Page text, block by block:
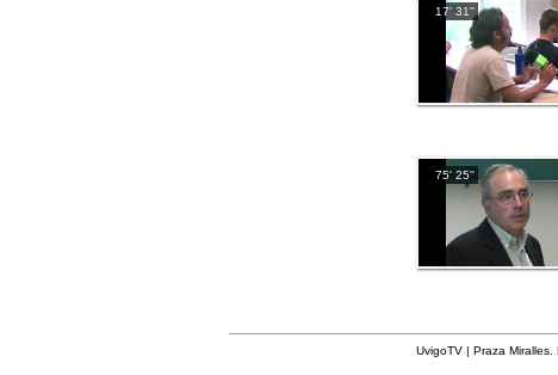
17' 31''
75' 25''
UvigoTV | Praza